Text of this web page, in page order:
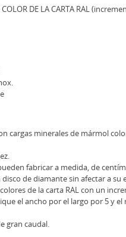
COLOR DE LA CARTA RAL
cargas minerales de mármol
fabricar a medida, de
de diamante sin afectar a su
de la carta RAL con un
el ancho por el largo por 5 y
gran caudal.